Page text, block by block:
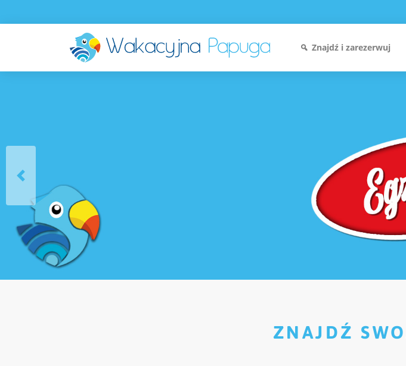
Znajdź i zarezerwuj
Previous
ZNAJDŹ